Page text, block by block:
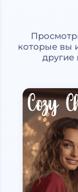
которые вы